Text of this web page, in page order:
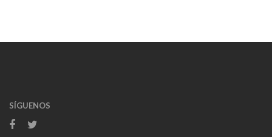
SÍGUENOS